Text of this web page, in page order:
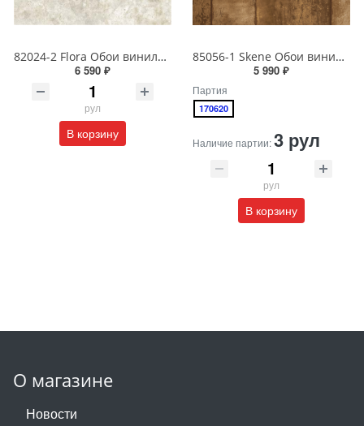
82024-2 Flora Обои виниловые на бумажной основе 1.06*15.6
6 590 ₽
рул
В корзину
85056-1 Skene Обои виниловые на бумажной основе 1.06*15.5
5 990 ₽
Партия
170620
Наличие партии:3 рул
рул
В корзину
О магазине
Новости